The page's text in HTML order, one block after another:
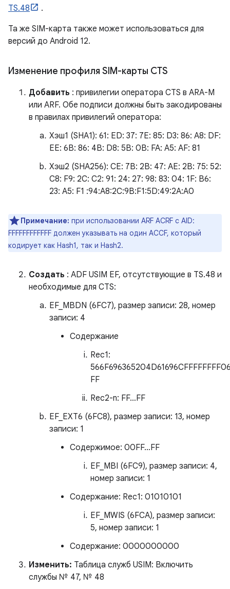
TS.48
.
Та же SIM-карта также может использоваться для
версий до Android 12.
Изменение профиля SIM-карты CTS
Добавить : привилегии оператора CTS в ARA-M
или ARF. Обе подписи должны быть закодированы
в правилах привилегий оператора:
Хэш1 (SHA1): 61: ED: 37: 7E: 85: D3: 86: A8: DF:
EE: 6B: 86: 4B: D8: 5B: 0B: FA: A5: AF: 81
Хэш2 (SHA256): CE: 7B: 2B: 47: AE: 2B: 75: 52:
C8: F9: 2C: C2: 91: 24: 27: 98: 83: 04: 1F: B6:
23: A5: F1 :94:A8:2C:9B:F1:5D:49:2A:A0
Примечание: при использовании ARF ACRF с AID:
FFFFFFFFFFFF должен указывать на один ACCF, который
кодирует как Hash1, так и Hash2.
Создать : ADF USIM EF, отсутствующие в TS.48 и
необходимые для CTS:
EF_MBDN (6FC7), размер записи: 28, номер
записи: 4
Содержание
Rec1:
FF
Rec2-n: FF…FF
EF_EXT6 (6FC8), размер записи: 13, номер
записи: 1
Содержимое: 00FF…FF
EF_MBI (6FC9), размер записи: 4,
номер записи: 1
Содержание: Rec1: 01010101
EF_MWIS (6FCA), размер записи:
5, номер записи: 1
Содержание: 0000000000
Изменить: Таблица служб USIM: Включить
службы № 47, № 48